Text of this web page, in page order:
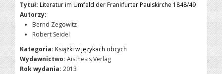
Tytuł: Literatur im Umfeld der Frankfurter Paulskirche 1848/49
Autorzy:
Bernd Zegowitz
Robert Seidel
Kategoria: Książki w językach obcych
Wydawnictwo: Aisthesis Verlag
Rok wydania: 2013